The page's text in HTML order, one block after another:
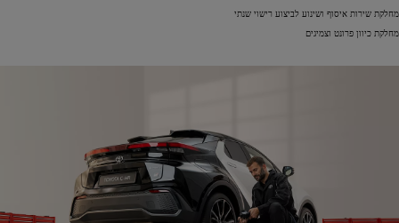
מחלקת שירות איסוף ושינוע לביצוע רישוי שנתי
מחלקת כיוון פרונט וצמיגים